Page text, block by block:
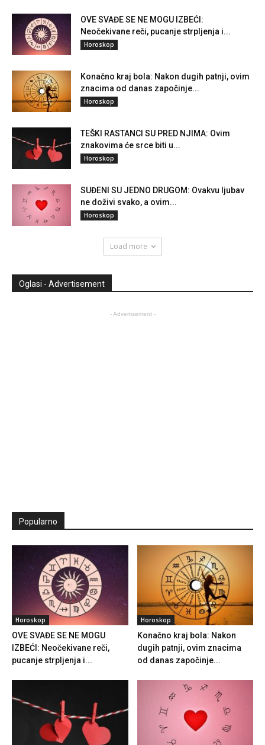
OVE SVAĐE SE NE MOGU IZBEĆI:
Neočekivane reči, pucanje strpljenja i...
Horoskop
Konačno kraj bola: Nakon dugih patnji, ovim
znacima od danas započinje...
Horoskop
TEŠKI RASTANCI SU PRED NJIMA: Ovim
znakovima će srce biti u...
Horoskop
SUĐENI SU JEDNO DRUGOM: Ovakvu ljubav
ne doživi svako, a ovim...
Horoskop
Load more
Oglasi - Advertisement
- Advertisement -
Popularno
Horoskop
OVE SVAĐE SE NE MOGU
IZBEĆI: Neočekivane reči,
pucanje strpljenja i...
Horoskop
Konačno kraj bola: Nakon
dugih patnji, ovim znacima
od danas započinje...